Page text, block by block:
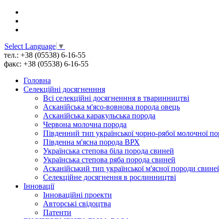
Select Language ▼
тел.: +38 (05538) 6-16-55
факс: +38 (05538) 6-16-55
Головна
Селекційні досягненння
Всі cелекційні досягненння в тваринництві
Асканійська м'ясо-вовнова порода овець
Асканійська каракульська порода
Червона молочна порода
Південний тип української чорно-рябої молочної
Південна м'ясна порода ВРХ
Українська степова біла порода свиней
Українська степова ряба порода свиней
Асканійський тип української м'ясної породи
Селекційне досягнення в рослинництві
Інновації
Інноваційні проекти
Авторські свідоцтва
Патенти